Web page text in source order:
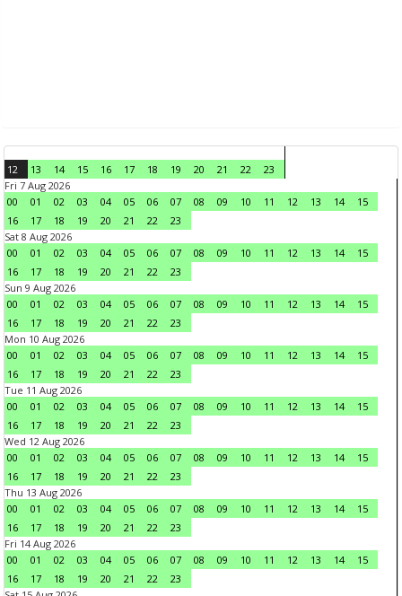
12 13 14 15 16 17 18 19 20 21 22
23
Fri 7 Aug 2026
00
01 02 03 04 05 06 07 08 09 10 11 12 13 14
15
16
17 18 19 20 21 22
23
Sat 8 Aug 2026
00
01 02 03 04 05 06 07 08 09 10 11 12 13 14
15
16
17 18 19 20 21 22
23
Sun 9 Aug 2026
00
01 02 03 04 05 06 07 08 09 10 11 12 13 14
15
16
17 18 19 20 21 22
23
Mon 10 Aug 2026
00
01 02 03 04 05 06 07 08 09 10 11 12 13 14
15
16
17 18 19 20 21 22
23
Tue 11 Aug 2026
00
01 02 03 04 05 06 07 08 09 10 11 12 13 14
15
16
17 18 19 20 21 22
23
Wed 12 Aug 2026
00
01 02 03 04 05 06 07 08 09 10 11 12 13 14
15
16
17 18 19 20 21 22
23
Thu 13 Aug 2026
00
01 02 03 04 05 06 07 08 09 10 11 12 13 14
15
16
17 18 19 20 21 22
23
Fri 14 Aug 2026
00
01 02 03 04 05 06 07 08 09 10 11 12 13 14
15
16
17 18 19 20 21 22
23